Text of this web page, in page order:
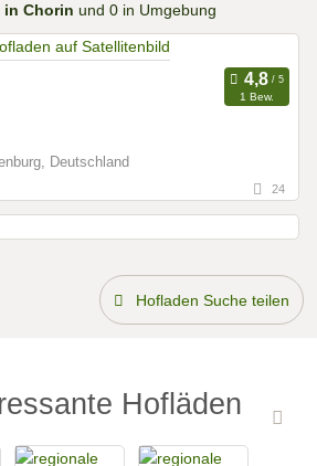
in Chorin und 0 in Umgebung
1 Bew.
Deutschland
24
Hofladen Suche teilen
Hofläden